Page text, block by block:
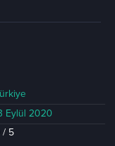
Eylül 2020
/ 5